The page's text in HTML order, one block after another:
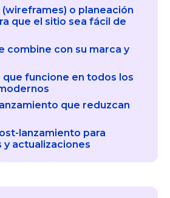
(wireframes) o planeación
que el sitio sea fácil de
combine con su marca y
que funcione en todos los
que reduzcan
lanzamiento para
actualizaciones